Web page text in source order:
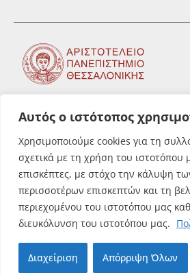
Αυτός ο ιστότοπος
Χρησιμοποιούμε cookies για τη
σχετικά με τη χρήση του ιστοτόπου
επισκέπτες, με στόχο την κάλυψη
περισσοτέρων επισκεπτών και τη
περιεχομένου του ιστοτόπου μας
διευκόλυνση του ιστοτόπου μας.
Διαχείριση Απόρριψη Όλων
© Αριστοτέλειο Πανεπιστήμιο